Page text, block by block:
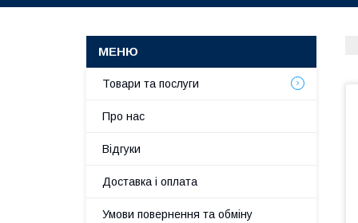
Товари та послуги
Про нас
Відгуки
Доставка і оплата
Умови повернення та обміну